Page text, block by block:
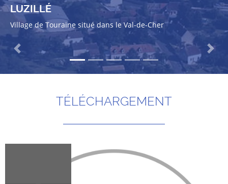
LUZILLÉ
Village de Touraine situé dans le Val-de-Cher
Previous Next
TÉLÉCHARGEMENT